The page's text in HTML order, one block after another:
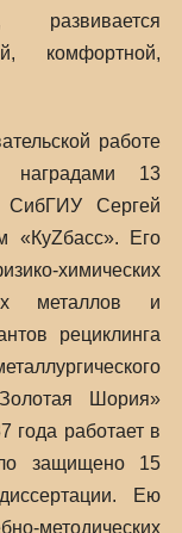
развивается
комфортной,
работе
наградами 13
СибГИУ Сергей
«КуZбасс». Его
химических
металлов и
рециклинга
Шория»
года работает в
защищено 15
Ею
методических